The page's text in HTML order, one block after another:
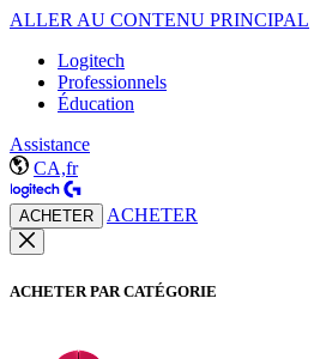
ALLER AU CONTENU PRINCIPAL
Logitech
Professionnels
Éducation
Assistance
CA,fr
ACHETER ACHETER
ACHETER PAR CATÉGORIE